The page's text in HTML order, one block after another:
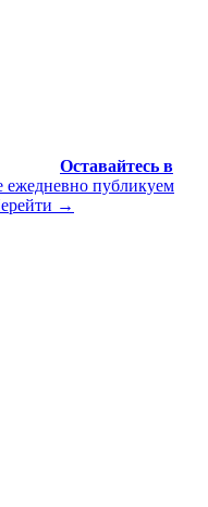
Оставайтесь в
ежедневно публикуем
→